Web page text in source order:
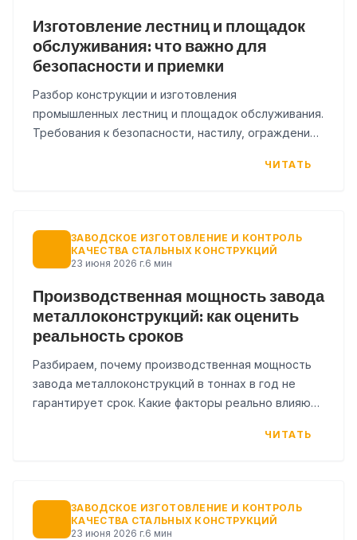
Изготовление лестниц и площадок
обслуживания: что важно для
безопасности и приемки
Разбор конструкции и изготовления
промышленных лестниц и площадок обслуживания.
Требования к безопасности, настилу, ограждениям
ЧИТАТЬ
ЗАВОДСКОЕ ИЗГОТОВЛЕНИЕ И КОНТРОЛЬ
КАЧЕСТВА СТАЛЬНЫХ КОНСТРУКЦИЙ
23 июня 2026 г.6 мин
Производственная мощность завода
металлоконструкций: как оценить
реальность сроков
Разбираем, почему производственная мощность
завода металлоконструкций в тоннах в год не
гарантирует срок. Какие факторы реально влияют
ЧИТАТЬ
ЗАВОДСКОЕ ИЗГОТОВЛЕНИЕ И КОНТРОЛЬ
КАЧЕСТВА СТАЛЬНЫХ КОНСТРУКЦИЙ
23 июня 2026 г.6 мин